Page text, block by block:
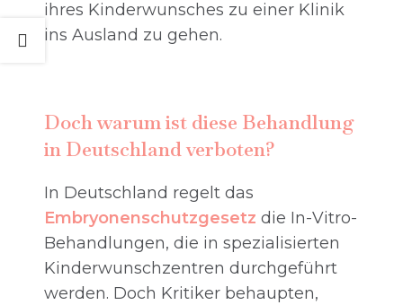
ihres Kinderwunsches zu einer Klinik
ins Ausland zu gehen.
Doch warum ist diese Behandlung
in Deutschland verboten?
In Deutschland regelt das
Embryonenschutzgesetz die In-Vitro-
Behandlungen, die in spezialisierten
Kinderwunschzentren durchgeführt
werden. Doch Kritiker behaupten,